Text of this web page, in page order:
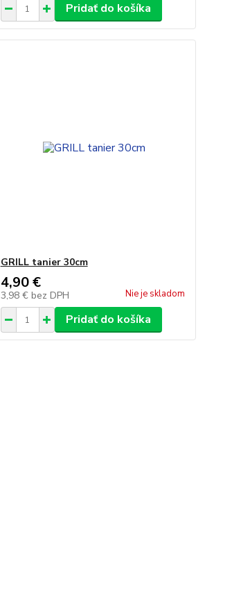
Pridať do košíka
GRILL tanier 30cm
4,90 €
3,98 € bez DPH Nie je skladom
Pridať do košíka